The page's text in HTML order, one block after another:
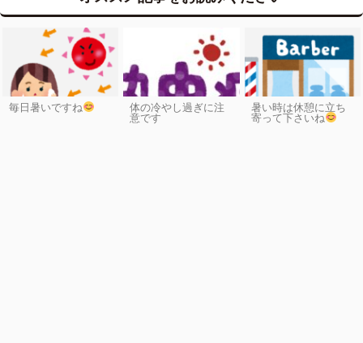
毎日暑いですね 体の冷やし過ぎに注
意です
暑い時は休憩に立ち
寄って下さいね